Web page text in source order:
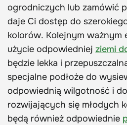
ogrodniczych lub zamówić
daje Ci dostęp do
kolorów. Kolejnym ważnym
użycie odpowiedniej ziemi
będzie lekka i
specjalne podłoże do
odpowiednią wilgotność i
rozwijających się młodych
będą również odpowiednie